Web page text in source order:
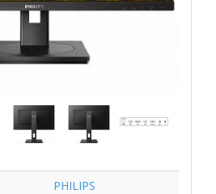
PHILIPS